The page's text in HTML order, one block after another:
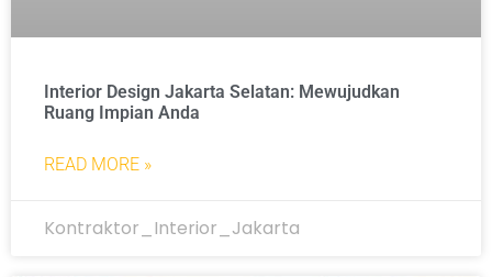
Interior Design Jakarta Selatan: Mewujudkan
Ruang Impian Anda
READ MORE »
Kontraktor_Interior_Jakarta